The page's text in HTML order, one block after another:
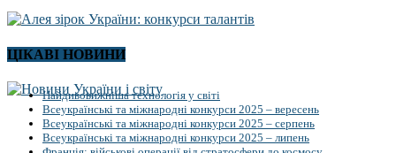
ЦІКАВІ НОВИНИ
Найдивовижніша технологія у світі
Всеукраїнські та міжнародні конкурси 2025 – вересень
Всеукраїнські та міжнародні конкурси 2025 – серпень
Всеукраїнські та міжнародні конкурси 2025 – липень